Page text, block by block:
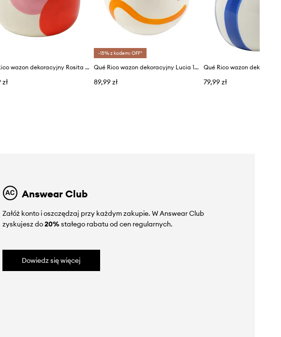
Qué Rico wazon dekoracyjny Rosita 15,5 cm
-15% z kodem: OFF*
Qué Rico wazon dekoracyjny Lucia 14 cm
89,99 zł 79,99 zł
Answear Club
Załóż konto i oszczędzaj przy każdym zakupie. W Answear Club
zyskujesz do20%stałego rabatu od cen regularnych.
Dowiedz się więcej